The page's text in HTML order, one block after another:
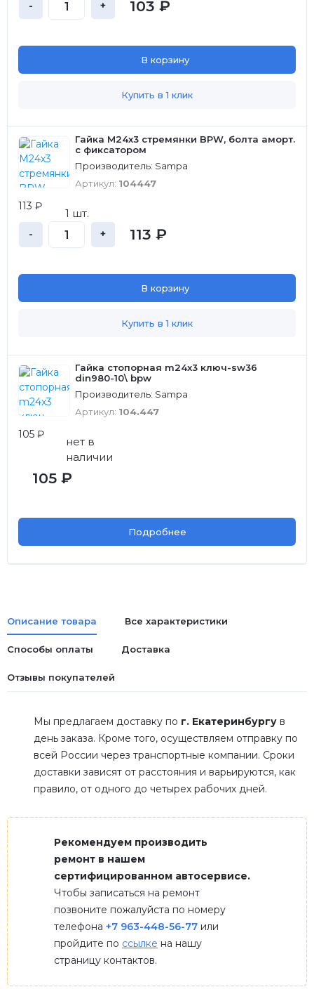
- + 103 ₽
В корзину
Купить в 1 клик
Гайка М24х3 стремянки BPW, болта аморт.
с фиксатором
Производитель: Sampa
Артикул: 104447
113 ₽
1 шт.
- + 113 ₽
В корзину
Купить в 1 клик
Гайка стопорная m24x3 ключ-sw36
din980-10\ bpw
Производитель: Sampa
Артикул: 104.447
105 ₽
нет в
наличии
105 ₽
Подробнее
Описание товара Все характеристики
Способы оплаты Доставка
Отзывы покупателей
Мы предлагаем доставку по г. Екатеринбургу в
день заказа. Кроме того, осуществляем отправку по
всей России через транспортные компании. Сроки
доставки зависят от расстояния и варьируются, как
правило, от одного до четырех рабочих дней.
Рекомендуем производить
ремонт в нашем
сертифицированном автосервисе.
Чтобы записаться на ремонт
позвоните пожалуйста по номеру
телефона +7 963-448-56-77 или
пройдите по ссылке на нашу
страницу контактов.